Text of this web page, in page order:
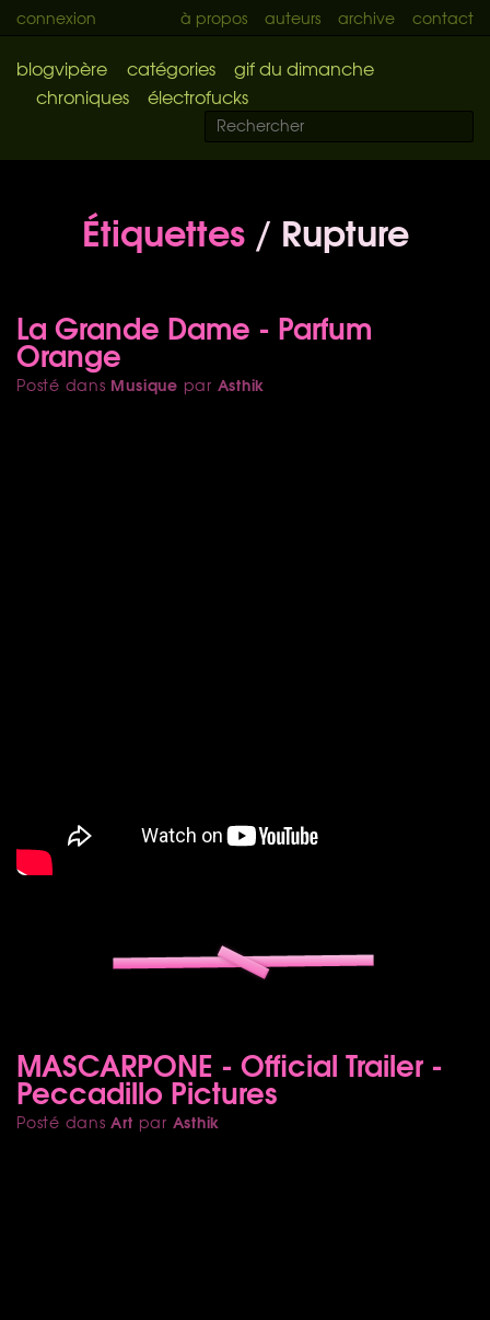
connexion à propos auteurs archive contact
blogvipère catégories
gif du dimanche
chroniques
électrofucks
Étiquettes/ Rupture
La Grande Dame - Parfum
Orange
Posté dans Musique par Asthik
MASCARPONE - Official Trailer -
Peccadillo Pictures
Posté dansArt par Asthik